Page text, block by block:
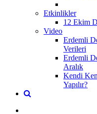
Etkinlikler
12 Ekim
Video
Erdemli
Verileri
Erdemli
Aralık
Kendi
Yapılır?